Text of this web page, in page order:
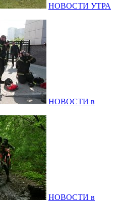
НОВОСТИ УТРА
НОВОСТИ в
НОВОСТИ в